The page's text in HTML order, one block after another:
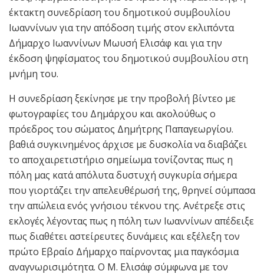
έκτακτη συνεδρίαση του δημοτικού συμβουλίου
Ιωαννίνων για την απόδοση τιμής στον εκλιπόντα
Δήμαρχο Ιωαννίνων Μωυσή Ελισάφ και για την
έκδοση ψηφίσματος του δημοτικού συμβουλίου στη
μνήμη του.
Η συνεδρίαση ξεκίνησε με την προβολή βίντεο με
φωτογραφίες του Δημάρχου και ακολούθως ο
πρόεδρος του σώματος Δημήτρης Παπαγεωργίου.
βαθιά συγκινημένος άρχισε με δυσκολία να διαβάζει
το αποχαιρετιστήριο σημείωμα τονίζοντας πως η
πόλη μας κατά απόλυτα δυστυχή συγκυρία σήμερα
που γιορτάζει την απελευθέρωσή της, θρηνεί σύμπασα
την απώλεια ενός γνήσιου τέκνου της. Ανέτρεξε στις
εκλογές λέγοντας πως η πόλη των Ιωαννίνων απέδειξε
πως διαθέτει αστείρευτες δυνάμεις και εξέλεξη τον
πρώτο Εβραίο Δήμαρχο παίρνοντας μια παγκόσμια
αναγνωρισιμότητα. Ο Μ. Ελισάφ σύμφωνα με τον